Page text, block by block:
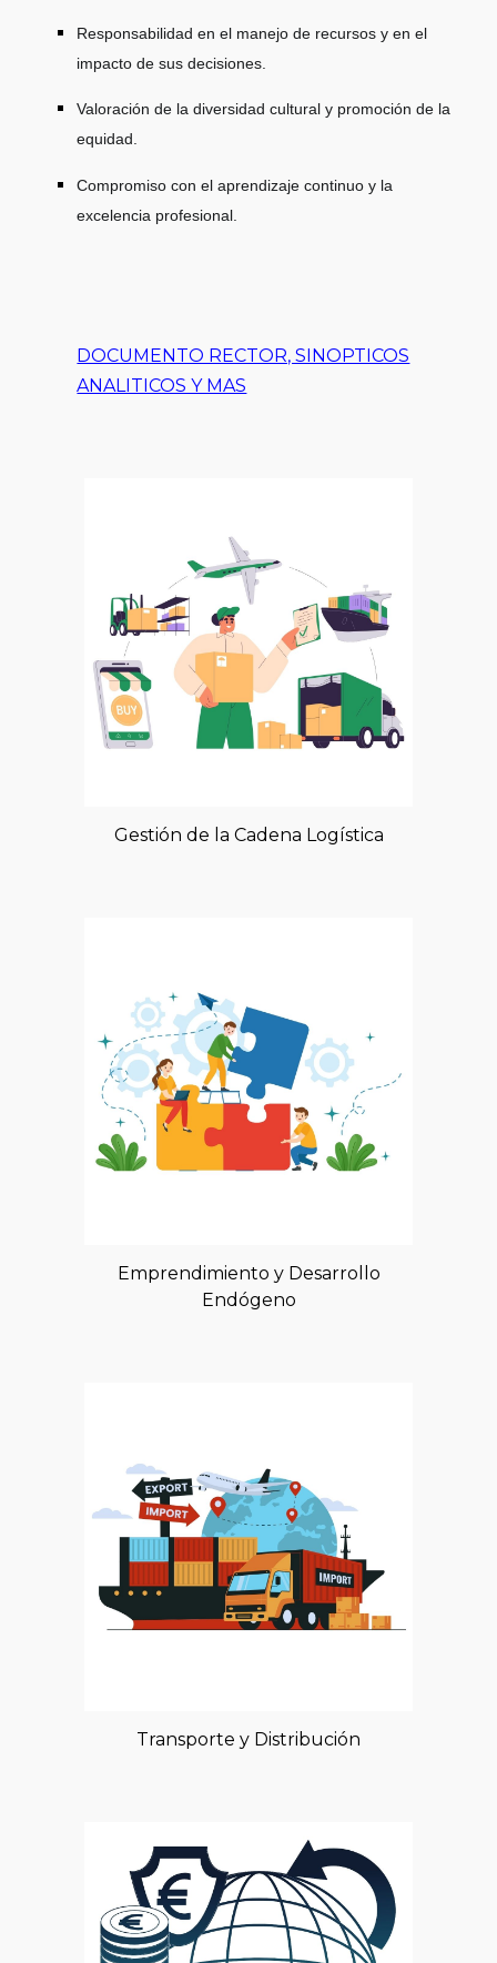
Responsabilidad en el manejo de recursos y en el
impacto de sus decisiones.
Valoración de la diversidad cultural y promoción de la
equidad.
Compromiso con el aprendizaje continuo y la
excelencia profesional.
DOCUMENTO RECTOR, SINOPTICOS
ANALITICOS Y MAS
Gestión de la Cadena Logística
Emprendimiento y Desarrollo
Endógeno
Transporte y Distribución